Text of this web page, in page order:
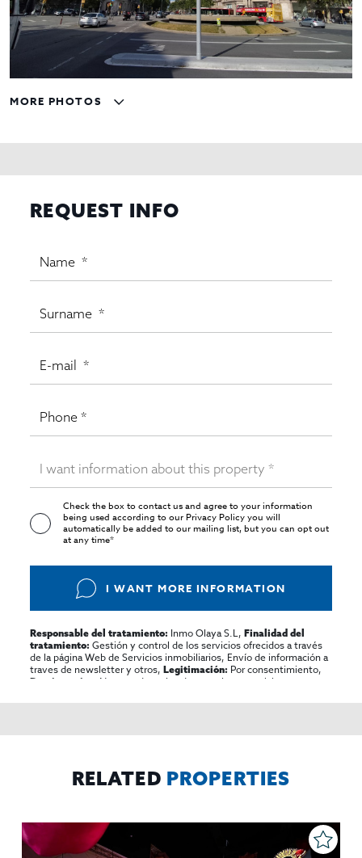
MORE PHOTOS
REQUEST INFO
Check the box to contact us and agree to your information
being used according to ourPrivacy Policyyou will
automatically be added to our mailing list, but you can opt out
at any time*
I WANT MORE INFORMATION
Responsable del tratamiento: Inmo Olaya S.L,Finalidad del
tratamiento: Gestión y control de los servicios ofrecidos a través
de la página Web de Servicios inmobiliarios, Envío de información a
traves de newsletter y otros,Legitimación: Por consentimiento,
Destinatarios:
No se cederan los datos, salvo para elaborar
rectificar y suprimir los datos, solicitar la portabilidad de los
RELATED PROPERTIES